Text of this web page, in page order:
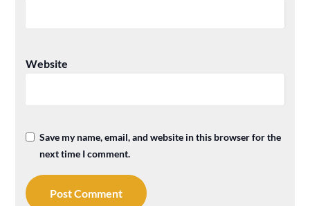
Website
Save my name, email, and website in this browser for the
next time I comment.